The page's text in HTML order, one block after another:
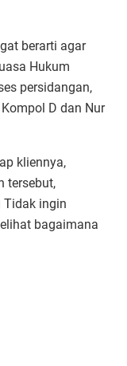
berarti agar
Hukum
persidangan,
D dan Nur
kliennya,
tersebut,
Tidak ingin
bagaimana